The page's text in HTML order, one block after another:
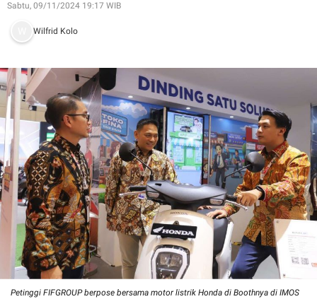
Sabtu, 09/11/2024 19:17 WIB
Wilfrid Kolo
Petinggi FIFGROUP berpose bersama motor listrik Honda di Boothnya di IMOS